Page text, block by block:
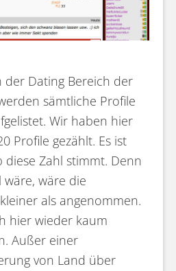
der Dating Bereich der
sämtliche Profile
Wir haben hier
Profile gezählt. Es ist
diese Zahl stimmt. Denn
wäre, wäre die
als angenommen.
hier wieder kaum
Außer einer
von Land über